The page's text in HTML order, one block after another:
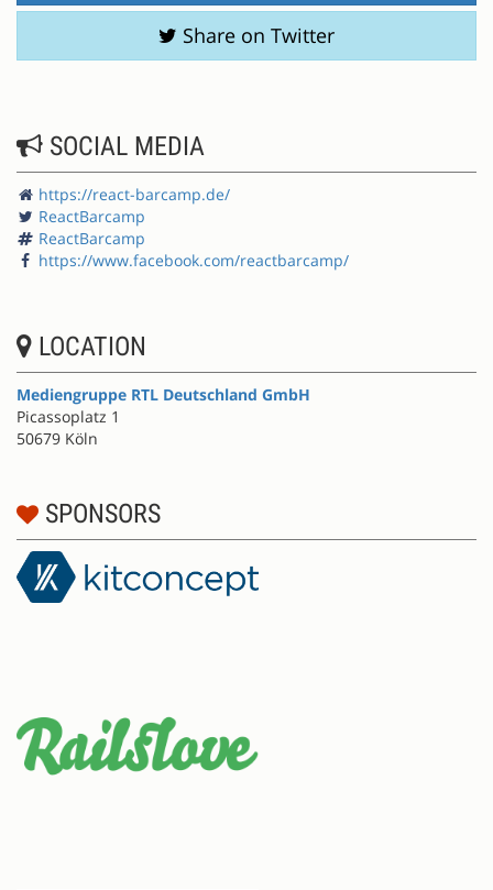
Share on Twitter
SOCIAL MEDIA
https://react-barcamp.de/
ReactBarcamp
ReactBarcamp
https://www.facebook.com/reactbarcamp/
LOCATION
Mediengruppe RTL Deutschland GmbH
Picassoplatz 1
50679 Köln
SPONSORS